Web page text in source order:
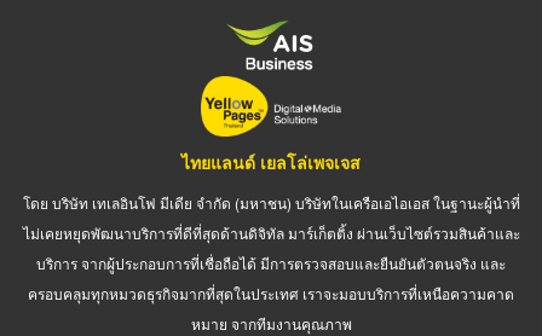
ไทยแลนด์ เยลโล่เพจเจส
โดย บริษัท เทเลอินโฟ มีเดีย จำกัด (มหาชน) บริษัทในเครือเอไอเอส ในฐานะผู้นำที่
ไม่เคยหยุดพัฒนาบริการที่ดีที่สุดด้านดิจิทัล มาร์เก็ตติ้ง ผ่านเว็บไซต์รวมสินค้าและ
บริการ จากผู้ประกอบการที่เชื่อถือได้ มีการตรวจสอบและยืนยันตัวตนจริง และ
ครอบคลุมทุกหมวดธุรกิจมากที่สุดในประเทศ เราจะมอบบริการที่เหนือความคาด
หมาย จากทีมงานคุณภาพ